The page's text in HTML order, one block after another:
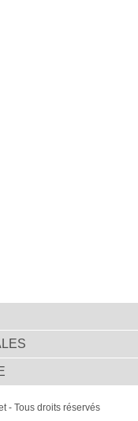
- Tous droits réservés